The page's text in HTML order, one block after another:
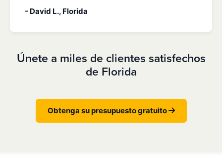
- David L., Florida
Únete a miles de clientes satisfechos
de Florida
Obtenga su presupuesto gratuito